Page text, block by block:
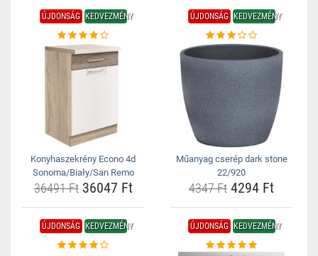
ÚJDONSÁG KEDVEZMÉNY
Konyhaszekrény Econo 4d
Sonoma/Biały/San Remo
36491 Ft36047 Ft
ÚJDONSÁG KEDVEZMÉNY
Műanyag cserép dark stone
22/920
4347 Ft 4294 Ft
ÚJDONSÁG KEDVEZMÉNY ÚJDONSÁG KEDVEZMÉNY